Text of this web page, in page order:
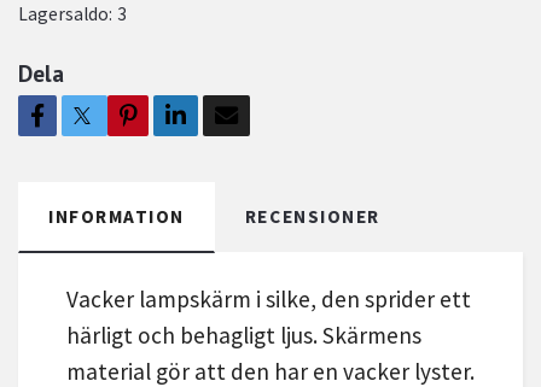
Lagersaldo: 3
Dela
INFORMATION RECENSIONER
Vacker lampskärm i silke, den sprider ett
härligt och behagligt ljus. Skärmens
material gör att den har en vacker lyster.